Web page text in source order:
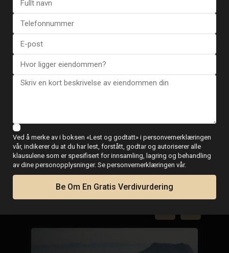
Guide for kjøp av
eiendom i Spania
Ved å merke av i boksen «Lest og godtatt» i personvernerklæringen
vår, indikerer du at du har lest, forstått, godtar og autoriserer alle
klausulene som er spesifisert for innsamling, lagring og behandling
av dine personopplysninger. Se personvernerklæringen vår.
Be Om En Gratis Verdivurdering